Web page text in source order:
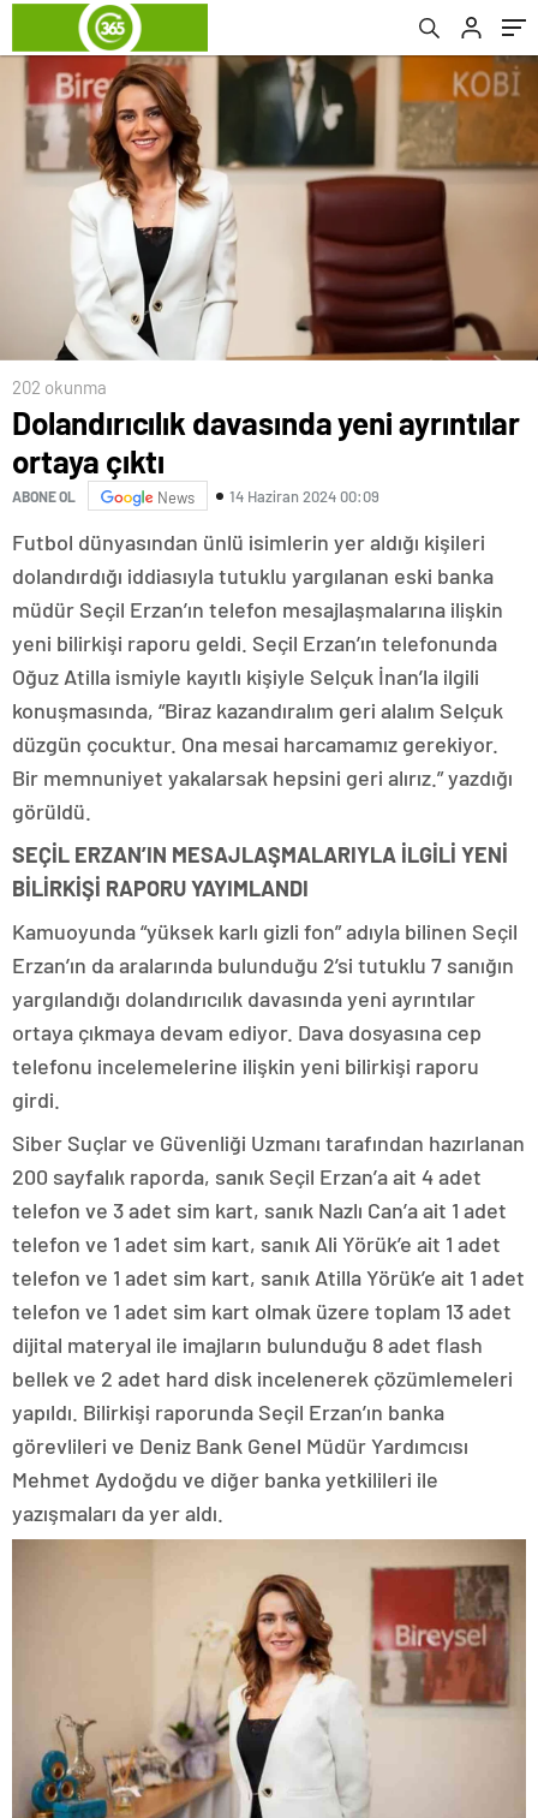
202 okunma
Dolandırıcılık davasında yeni ayrıntılar
ortaya çıktı
ABONE OL News 14 Haziran 2024 00:09
Futbol dünyasından ünlü isimlerin yer aldığı kişileri
dolandırdığı iddiasıyla tutuklu yargılanan eski banka
müdür Seçil Erzan’ın telefon mesajlaşmalarına ilişkin
yeni bilirkişi raporu geldi. Seçil Erzan’ın telefonunda
Oğuz Atilla ismiyle kayıtlı kişiyle Selçuk İnan’la ilgili
konuşmasında, “Biraz kazandıralım geri alalım Selçuk
düzgün çocuktur. Ona mesai harcamamız gerekiyor.
Bir memnuniyet yakalarsak hepsini geri alırız.” yazdığı
görüldü.
SEÇİL ERZAN’IN MESAJLAŞMALARIYLA İLGİLİ YENİ
BİLİRKİŞİ RAPORU YAYIMLANDI
Kamuoyunda “yüksek karlı gizli fon” adıyla bilinen Seçil
Erzan’ın da aralarında bulunduğu 2’si tutuklu 7 sanığın
yargılandığı dolandırıcılık davasında yeni ayrıntılar
ortaya çıkmaya devam ediyor. Dava dosyasına cep
telefonu incelemelerine ilişkin yeni bilirkişi raporu
girdi.
Siber Suçlar ve Güvenliği Uzmanı tarafından hazırlanan
200 sayfalık raporda, sanık Seçil Erzan’a ait 4 adet
telefon ve 3 adet sim kart, sanık Nazlı Can’a ait 1 adet
telefon ve 1 adet sim kart, sanık Ali Yörük’e ait 1 adet
telefon ve 1 adet sim kart, sanık Atilla Yörük’e ait 1 adet
telefon ve 1 adet sim kart olmak üzere toplam 13 adet
dijital materyal ile imajların bulunduğu 8 adet flash
bellek ve 2 adet hard disk incelenerek çözümlemeleri
yapıldı. Bilirkişi raporunda Seçil Erzan’ın banka
görevlileri ve Deniz Bank Genel Müdür Yardımcısı
Mehmet Aydoğdu ve diğer banka yetkilileri ile
yazışmaları da yer aldı.